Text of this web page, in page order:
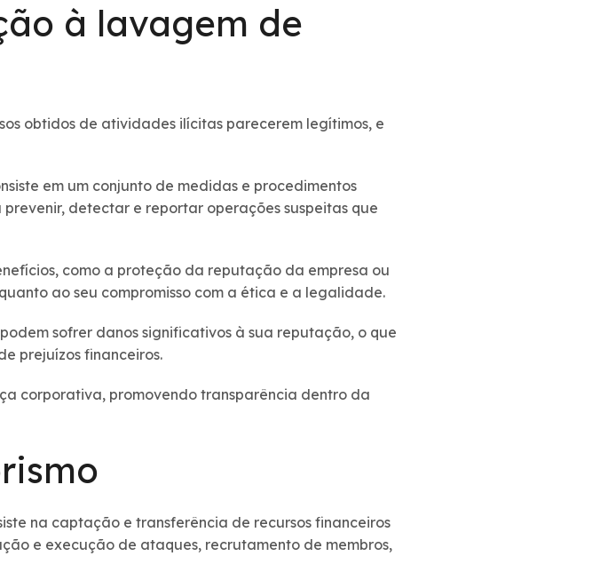
à lavagem de
obtidos de atividades ilícitas parecerem legítimos, e
em um conjunto de medidas e procedimentos
detectar e reportar operações suspeitas que
como a proteção da reputação da empresa ou
ao seu compromisso com a ética e a legalidade.
sofrer danos significativos à sua reputação, o que
prejuízos financeiros.
corporativa, promovendo transparência dentro da
na captação e transferência de recursos financeiros
e execução de ataques, recrutamento de membros,